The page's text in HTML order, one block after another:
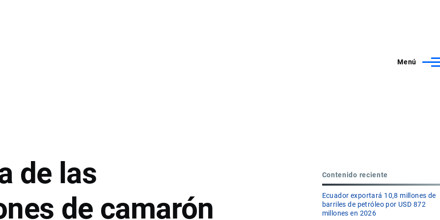
Menú
de las
de camarón
Contenido reciente
Ecuador exportará 10,8 millones de
barriles de petróleo por USD 872
millones en 2026